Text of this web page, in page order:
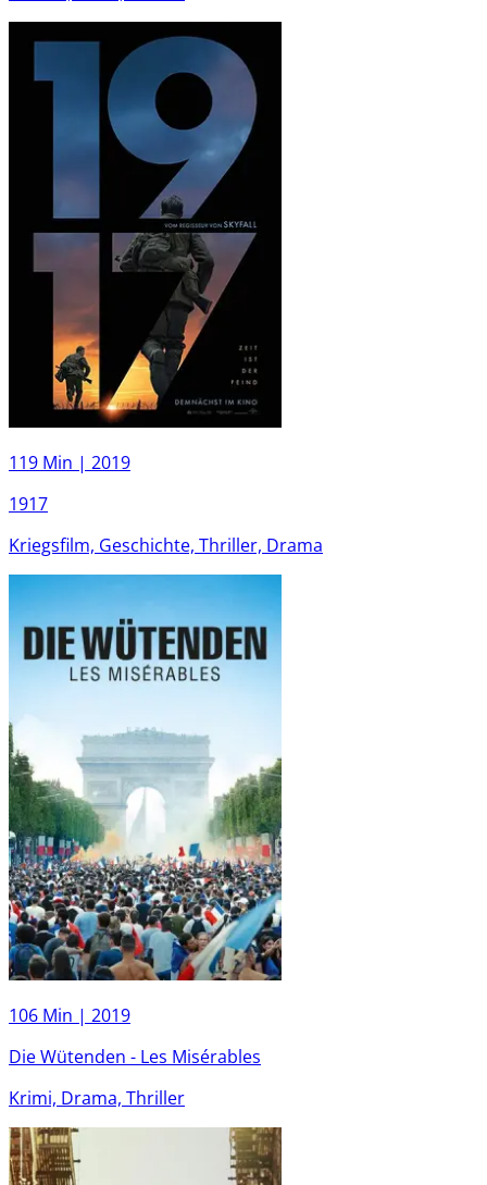
119 Min | 2019
1917
Kriegsfilm, Geschichte, Thriller, Drama
106 Min | 2019
Die Wütenden - Les Misérables
Krimi, Drama, Thriller